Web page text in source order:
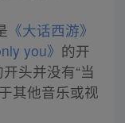
《大话西游》
you》 的开
开头并没有“当
其他音乐或视